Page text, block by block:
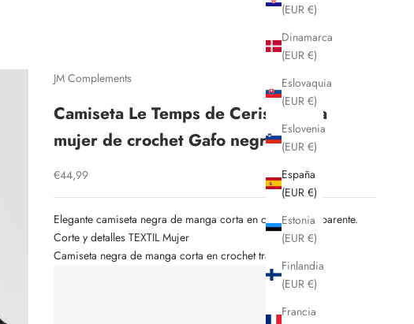
(EUR €)
Dinamarca
(EUR €)
Eslovaquia
(EUR €)
Eslovenia
(EUR €)
España
(EUR €)
Estonia
(EUR €)
Finlandia
(EUR €)
Francia
JM Complements
Camiseta Le Temps de Cerises para
mujer de crochet Gafo negra
Precio de oferta
€44,99
Elegante camiseta negra de manga corta en crochet transparente.
Corte y detalles TEXTIL Mujer
Camiseta negra de manga corta en crochet transparente.